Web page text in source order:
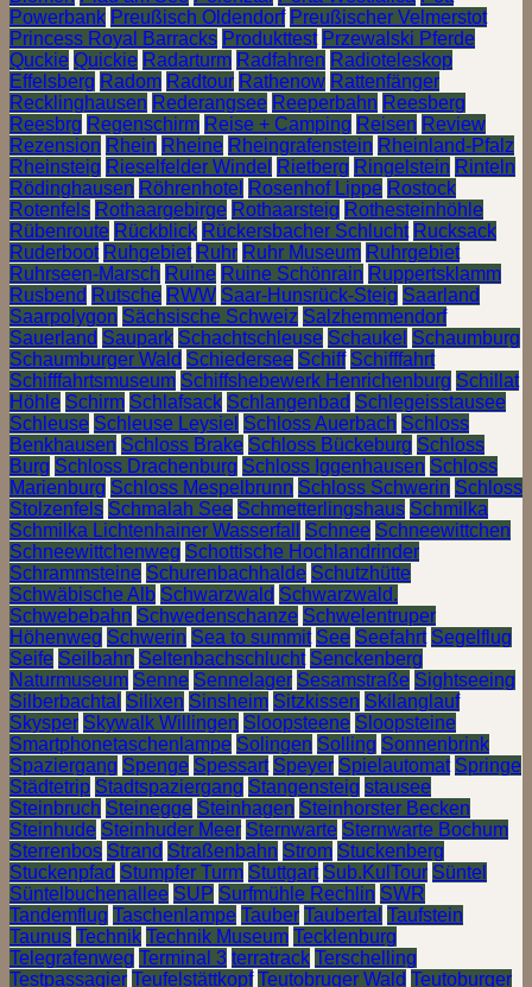
Powerbank Preußisch Oldendorf Preußischer Velmerstot
Princess Royal Barracks Produkttest Przewalski Pferde
Quckie Quickie Radarturm Radfahren Radioteleskop
Effelsberg Radom Radtour Rathenow Rattenfänger
Recklinghausen Rederangsee Reeperbahn Reesberg
Reesbrg Regenschirm Reise + Camping Reisen Review
Rezension Rhein Rheine Rheingrafenstein Rheinland-Pfalz
Rheinsteig Rieselfelder Windel Rietberg Ringelstein Rinteln
Rödinghausen Röhrenhotel Rosenhof Lippe Rostock
Rotenfels Rothaargebirge Rothaarsteig Rothesteinhöhle
Rübenroute Rückblick Rückersbacher Schlucht Rucksack
Ruderboot Ruhgebiet Ruhr Ruhr Museum Ruhrgebiet
Ruhrseen-Marsch Ruine Ruine Schönrain Ruppertsklamm
Rusbend Rutsche RWW Saar-Hunsrück-Steig Saarland
Saarpolygon Sächsische Schweiz Salzhemmendorf
Sauerland Saupark Schachtschleuse Schaukel Schaumburg
Schaumburger Wald Schiedersee Schiff Schifffahrt
Schifffahrtsmuseum Schiffshebewerk Henrichenburg Schillat
Höhle Schirm Schlafsack Schlangenbad Schlegeisstausee
Schleuse Schleuse Leysiel Schloss Auerbach Schloss
Benkhausen Schloss Brake Schloss Bückeburg Schloss
Burg Schloss Drachenburg Schloss Iggenhausen Schloss
Marienburg Schloss Mespelbrunn Schloss Schwerin Schloss
Stolzenfels Schmalah See Schmetterlingshaus Schmilka
Schmilka Lichtenhainer Wasserfall
Schnee Schneewittchen
Schneewittchenweg Schottische Hochlandrinder
Schrammsteine Schurenbachhalde Schutzhütte
Schwäbische Alb Schwarzwald Schwarzwald.
Schwebebahn Schwedenschanze Schwelentruper
Höhenweg Schwerin Sea to summit See Seefahrt Segelflug
Seife Seilbahn Seltenbachschlucht Senckenberg
Naturmuseum Senne Sennelager Sesamstraße Sightseeing
Silberbachtal Silixen Sinsheim Sitzkissen Skilanglauf
Skysper Skywalk Willingen Sloopsteene Sloopsteine
Smartphonetaschenlampe Solingen Solling Sonnenbrink
Spaziergang Spenge Spessart Speyer Spielautomat Springe
Städtetrip Stadtspaziergang Stangensteig stausee
Steinbruch Steinegge Steinhagen Steinhorster Becken
Steinhude Steinhuder Meer Sternwarte Sternwarte Bochum
Sterrenbos Strand Straßenbahn Strom Stuckenberg
Stuckenpfad Stumpfer Turm Stuttgart Sub.KulTour Süntel
Süntelbuchenallee SUP Surfmühle Rechlin SWR
Tandemflug Taschenlampe Tauber Taubertal Taufstein
Taunus Technik Technik Museum Tecklenburg
Telegrafenweg Terminal 3 terratrack Terschelling
Testpassagier Teufelstättkopf Teutobruger Wald Teutoburger